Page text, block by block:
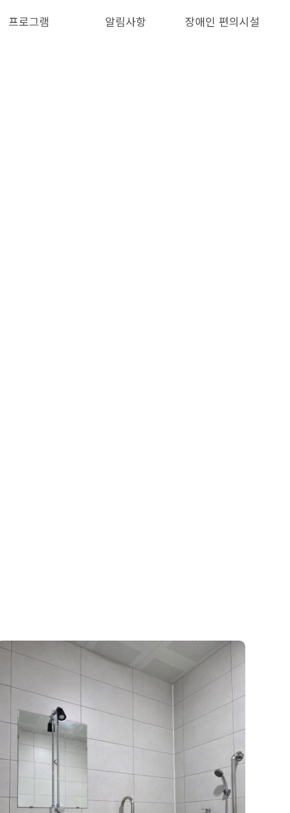
프로그램 알림사항 장애인 편의시설